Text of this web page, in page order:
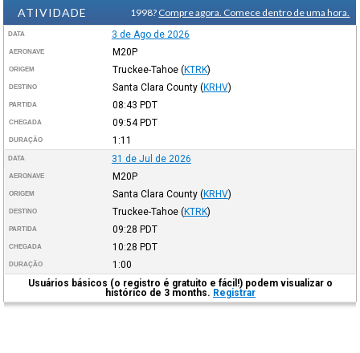
ATIVIDADE
1998? Compre agora. Comece dentro de uma hora.
DATA 3 de Ago de 2026
AERONAVE M20P
ORIGEM Truckee-Tahoe (KTRK)
DESTINO Santa Clara County (KRHV)
PARTIDA 08:43 PDT
CHEGADA 09:54PDT
DURAÇÃO 1:11
DATA 31 de Jul de 2026
AERONAVE M20P
ORIGEM Santa Clara County (KRHV)
DESTINO Truckee-Tahoe (KTRK)
PARTIDA 09:28 PDT
CHEGADA 10:28 PDT
DURAÇÃO
1:00
Usuários básicos (o registro é gratuito e fácil!) podem visualizar o
histórico de 3 months. Registrar